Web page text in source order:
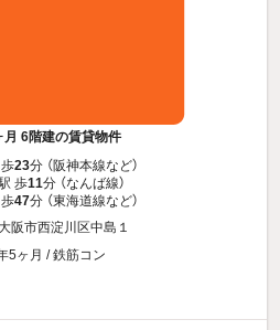
6階建の賃貸物件
23分 （阪神本線など）
歩11分 （なんば線）
47分 （東海道線など）
阪市西淀川区中島１
5ヶ月 / 鉄筋コン